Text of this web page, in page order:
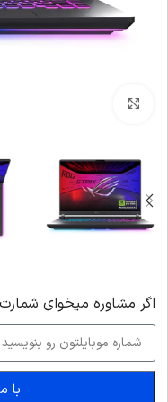
اگر‌ مشاوره میخوای شمارت
با